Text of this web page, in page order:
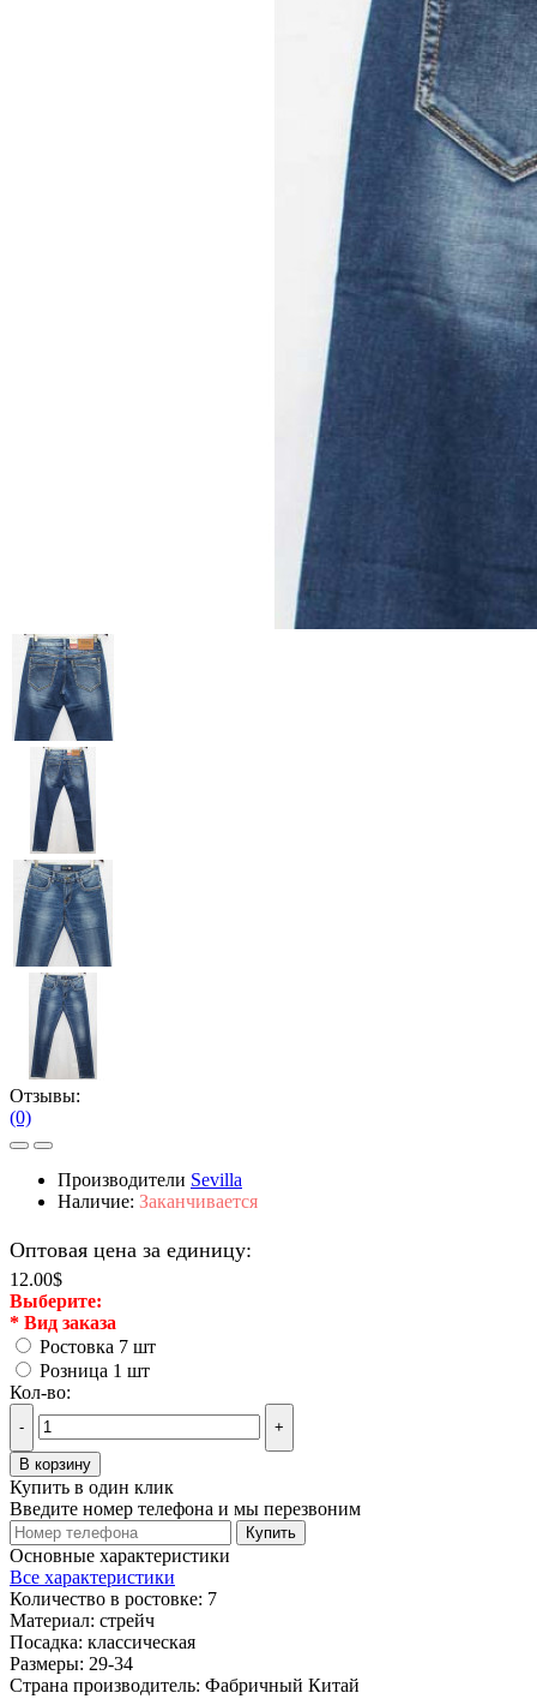
Отзывы:
(0)
Производители Sevilla
Наличие: Заканчивается
Оптовая цена за единицу:
12.00$
Выберите:
* Вид заказа
Ростовка 7 шт
Розница 1 шт
Кол-во:
- +
В корзину
Купить в один клик
Введите номер телефона и мы перезвоним
Купить
Основные характеристики
Все характеристики
Количество в ростовке: 7
Материал: стрейч
Посадка: классическая
Размеры: 29-34
Страна производитель: Фабричный Китай